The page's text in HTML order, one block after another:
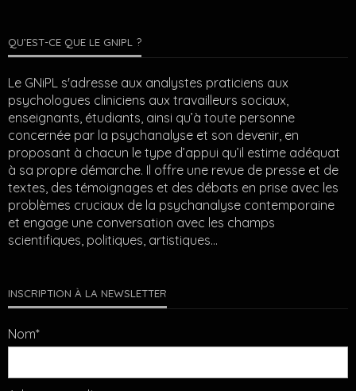
QU’EST-CE QUE LE GNIPL ?
Le GNiPL s'adresse aux analystes praticiens aux
psychologues cliniciens aux travailleurs sociaux,
enseignants, étudiants, ainsi qu’à toute personne
concernée par la psychanalyse et son devenir, en
proposant à chacun le type d’appui qu’il estime adéquat
à sa propre démarche. Il offre une revue de presse et de
textes, des témoignages et des débats en prise avec les
problèmes cruciaux de la psychanalyse contemporaine
et engage une conversation avec les champs
scientifiques, politiques, artistiques…
INSCRIPTION À LA NEWSLETTER
Nom*